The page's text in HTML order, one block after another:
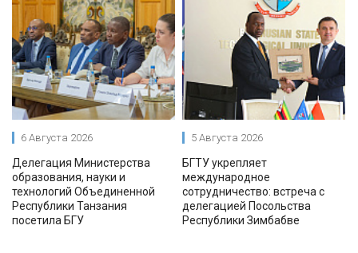
6 Августа 2026
Делегация Министерства
образования, науки и
технологий Объединенной
Республики Танзания
посетила БГУ
5 Августа 2026
БГТУ укрепляет
международное
сотрудничество: встреча с
делегацией Посольства
Республики Зимбабве